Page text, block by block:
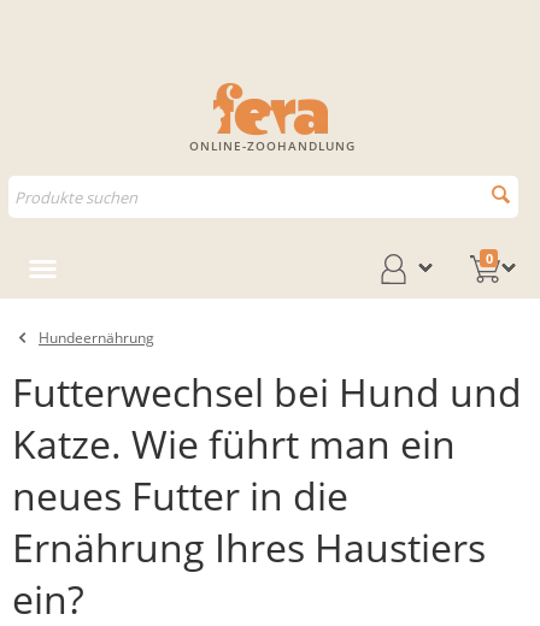
ONLINE-ZOOHANDLUNG
0
Hundeernährung
Futterwechsel bei Hund und
Katze. Wie führt man ein
neues Futter in die
Ernährung Ihres Haustiers
ein?